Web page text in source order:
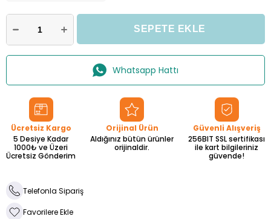
Whatsapp Hattı
Ücretsiz Kargo
5 Desiye Kadar
1000₺ ve Üzeri
Ücretsiz Gönderim
Orijinal Ürün
Aldığınız bütün ürünler
orijinaldir.
Güvenli Alışveriş
256BIT SSL sertifikası
ile kart bilgileriniz
güvende!
Telefonla Sipariş
Favorilere Ekle